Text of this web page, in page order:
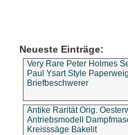
Neueste Einträge:
Very Rare Peter Holmes
Paul Ysart Style
Briefbeschwerer
Antike Rarität Orig.
Antriebsmodell
Kreisssäge Bakelit